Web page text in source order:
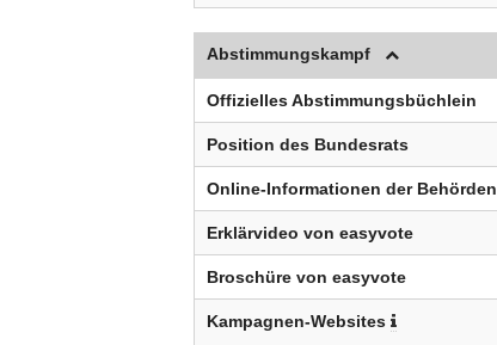
Abstimmungskampf
Offizielles Abstimmungsbüchlein
Position des Bundesrats
Online-Informationen der Behörden
Erklärvideo von easyvote
Broschüre von easyvote
Kampagnen-Websites